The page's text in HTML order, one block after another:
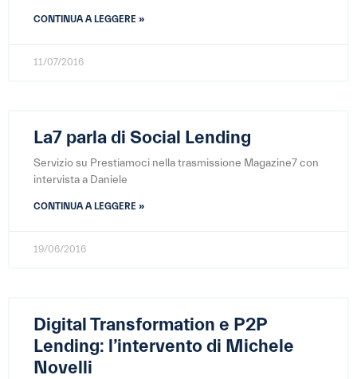
CONTINUA A LEGGERE »
11/07/2016
La7 parla di Social Lending
Servizio su Prestiamoci nella trasmissione Magazine7 con
intervista a Daniele
CONTINUA A LEGGERE »
19/06/2016
Digital Transformation e P2P
Lending: l’intervento di Michele
Novelli